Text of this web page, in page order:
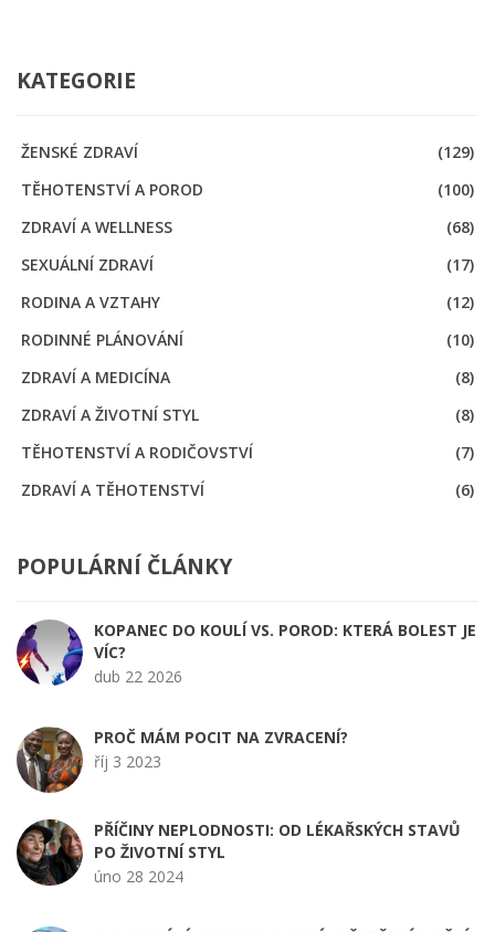
KATEGORIE
ŽENSKÉ ZDRAVÍ
(129)
TĚHOTENSTVÍ A POROD
(100)
ZDRAVÍ A WELLNESS
(68)
SEXUÁLNÍ ZDRAVÍ
(17)
RODINA A VZTAHY
(12)
RODINNÉ PLÁNOVÁNÍ
(10)
ZDRAVÍ A MEDICÍNA
(8)
ZDRAVÍ A ŽIVOTNÍ STYL
(8)
TĚHOTENSTVÍ A RODIČOVSTVÍ
(7)
ZDRAVÍ A TĚHOTENSTVÍ
(6)
POPULÁRNÍ ČLÁNKY
KOPANEC DO KOULÍ VS. POROD: KTERÁ BOLEST JE
VÍC?
dub 22 2026
PROČ MÁM POCIT NA ZVRACENÍ?
říj 3 2023
PŘÍČINY NEPLODNOSTI: OD LÉKAŘSKÝCH STAVŮ
PO ŽIVOTNÍ STYL
úno 28 2024